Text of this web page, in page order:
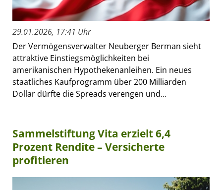
29.01.2026, 17:41 Uhr
Der Vermögensverwalter Neuberger Berman sieht
attraktive Einstiegsmöglichkeiten bei
amerikanischen Hypothekenanleihen. Ein neues
staatliches Kaufprogramm über 200 Milliarden
Dollar dürfte die Spreads verengen und...
Sammelstiftung Vita erzielt 6,4
Prozent Rendite – Versicherte
profitieren